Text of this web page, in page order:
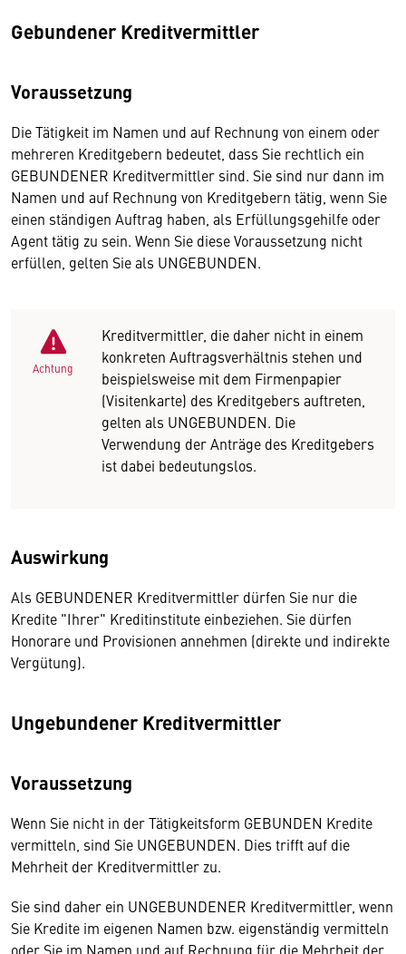
Gebundener Kreditvermittler
Voraussetzung
Die Tätigkeit im Namen und auf Rechnung von einem oder
mehreren Kreditgebern bedeutet, dass Sie rechtlich ein
GEBUNDENER Kreditvermittler sind. Sie sind nur dann im
Namen und auf Rechnung von Kreditgebern tätig, wenn Sie
einen ständigen Auftrag haben, als Erfüllungsgehilfe oder
Agent tätig zu sein. Wenn Sie diese Voraussetzung nicht
erfüllen, gelten Sie als UNGEBUNDEN.
Achtung
Kreditvermittler, die daher nicht in einem
konkreten Auftragsverhältnis stehen und
beispielsweise mit dem Firmenpapier
(Visitenkarte) des Kreditgebers auftreten,
gelten als UNGEBUNDEN. Die
Verwendung der Anträge des Kreditgebers
ist dabei bedeutungslos.
Auswirkung
Als GEBUNDENER Kreditvermittler dürfen Sie nur die
Kredite "Ihrer" Kreditinstitute einbeziehen. Sie dürfen
Honorare und Provisionen annehmen (direkte und indirekte
Vergütung).
Ungebundener Kreditvermittler
Voraussetzung
Wenn Sie nicht in der Tätigkeitsform GEBUNDEN Kredite
vermitteln, sind Sie UNGEBUNDEN. Dies trifft auf die
Mehrheit der Kreditvermittler zu.
Sie sind daher ein UNGEBUNDENER Kreditvermittler, wenn
Sie Kredite im eigenen Namen bzw. eigenständig vermitteln
oder Sie im Namen und auf Rechnung für die Mehrheit der